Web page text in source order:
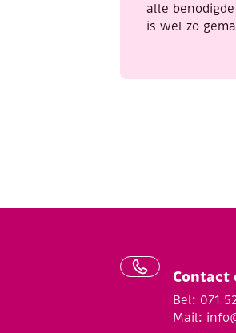
alle
is wel zo
Contact
Bel: 071
Mail: